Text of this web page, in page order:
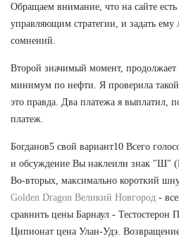
Обращаем внимание, что на сайте есть
управляющим стратегии, и задать
сомнений.
Второй значимый момент,
минимум по нефти. Я проверила такой
это правда. Два платежа я выплатил,
платеж.
Богданов5 свой вариант10 Всего
и обсуждение Вы наклеили знак "Ш"
Во-вторых, максимально короткий
Golden Dragon Великий Новгород -
сравнить цены Барнаул - Тестостерон
Ципионат цена Улан-Удэ.